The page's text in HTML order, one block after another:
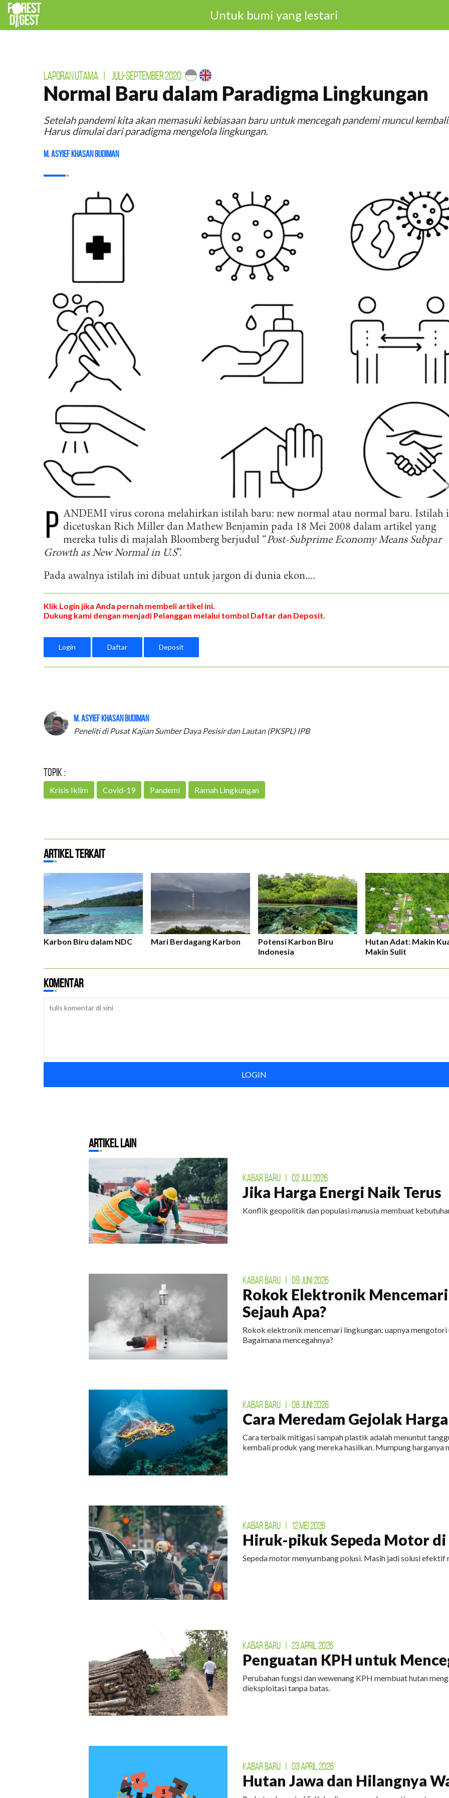
Untuk bumi yang lestari
LAPORAN UTAMA JULI-SEPTEMBER 2020
Normal Baru dalam Paradigma Lingkungan
Setelah pandemi kita akan memasuki kebiasaan baru untuk mencegah pandemi muncul
Harus dimulai dari paradigma mengelola lingkungan.
M. Asyief Khasan Budiman
P ANDEMI virus corona melahirkan istilah baru: new normal atau normal baru. Istilah
dicetuskan Rich Miller dan Mathew Benjamin pada 18 Mei 2008 dalam artikel yang
mereka tulis di majalah Bloomberg berjudul “Post-Subprime Economy Means Subpar
Growth as New Normal in U.S”.
Pada awalnya istilah ini dibuat untuk jargon di dunia ekon....
Klik Login jika Anda pernah membeli artikel ini.
Dukung kami dengan menjadi Pelanggan melalui tombol Daftar dan Deposit.
Login Daftar Deposit
M. Asyief Khasan Budiman
Peneliti di Pusat Kajian Sumber Daya Pesisir dan Lautan (PKSPL) IPB
Topik :
Krisis Iklim Covid-19 Pandemi Ramah Lingkungan
Artikel Terkait
Karbon Biru dalam NDC Mari Berdagang Karbon
Potensi Karbon Biru
Indonesia
Hutan Adat: Makin
Makin Sulit
Komentar
LOGIN
Artikel Lain
KABAR BARU 02 JULI 2026
Jika Harga Energi Naik Terus
Konflik geopolitik dan populasi manusia membuat
KABAR BARU 09 JUNI 2026
Rokok Elektronik
Sejauh Apa?
Rokok elektronik mencemari lingkungan: uapnya mengotori
Bagaimana mencegahnya?
KABAR BARU 08 JUNI 2026
Cara Meredam Gejolak
Cara terbaik mitigasi sampah plastik adalah menuntut
kembali produk yang mereka hasilkan. Mumpung harganya
KABAR BARU 12 MEI 2026
Hiruk-pikuk Sepeda Motor
Sepeda motor menyumbang polusi. Masih jadi solusi efektif
KABAR BARU | 23 APRIL 2026
Penguatan KPH untuk
Perubahan fungsi dan wewenang KPH membuat hutan
dieksploitasi tanpa batas.
KABAR BARU | 03 APRIL 2026
Hutan Jawa dan Hilangnya